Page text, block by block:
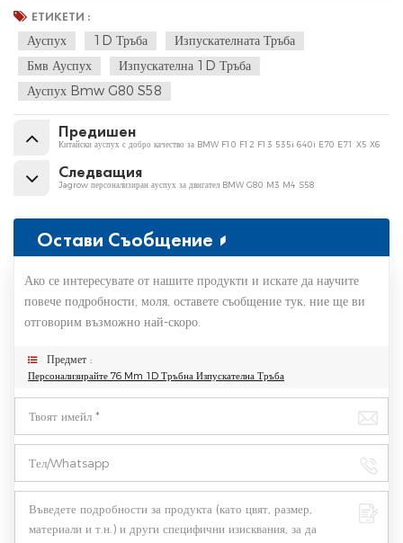
ЕТИКЕТИ :
Ауспух
1D Тръба
Изпускателната Тръба
Бмв Ауспух
Изпускателна 1D Тръба
Ауспух Bmw G80 S58
Предишен
Китайски ауспух с добро качество за BMW F10 F12 F13 535i 640i E70 E71 X5 X6
Следващия
Jagrow персонализиран ауспух за двигател BMW G80 M3 M4 S58
Остави Съобщение
Ако се интересувате от нашите продукти и искате да научите
повече подробности, моля, оставете съобщение тук, ние ще ви
отговорим възможно най-скоро.
Предмет :
Персонализирайте 76 Mm 1D Тръбна Изпускателна Тръба